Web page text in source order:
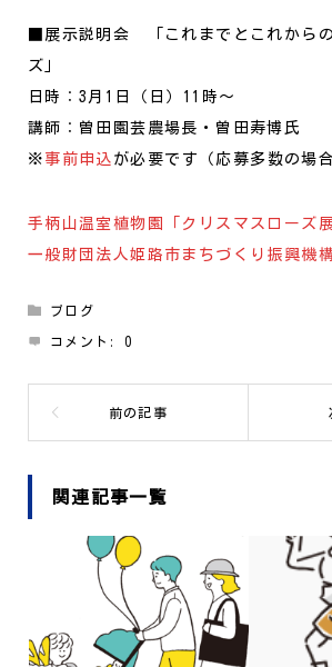
■展示説明会 「これまでとこれから
ズ」
日時：3月1日（日）11時〜
講師：曽田園芸農場長・曽田寿博氏
※ 事前申込 が必要です（応募多数の場
手柄山温室植物園「クリスマスローズ
一般財団法人姫路市まちづくり振興機
ブログ
コメント:0
関連記事一覧